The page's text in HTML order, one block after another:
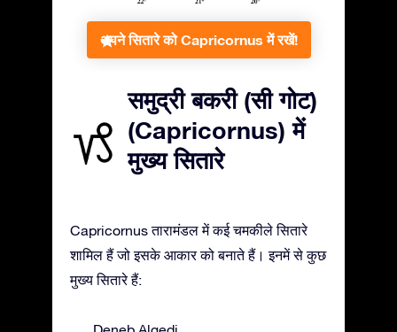
अपने सितारे को Capricornus में रखें!
समुद्री बकरी (सी गोट)
(Capricornus) में
मुख्य सितारे
Capricornus तारामंडल में कई चमकीले सितारे
शामिल हैं जो इसके आकार को बनाते हैं। इनमें से कुछ
मुख्य सितारे हैं: